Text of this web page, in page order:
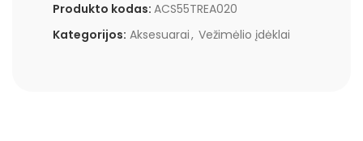
Produkto kodas: ACS55TREA020
Kategorijos: Aksesuarai, Vežimėlio įdėklai